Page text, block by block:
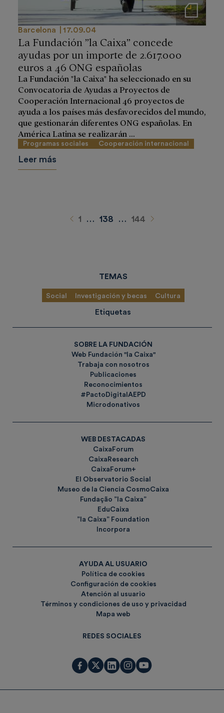
Notas de prensa
Barcelona 17.09.04
La Fundación ”la Caixa” concede
ayudas por un importe de 2.617.000
euros a 46 ONG españolas
La Fundación "la Caixa" ha seleccionado en su
Convocatoria de Ayudas a Proyectos de
Cooperación Internacional 46 proyectos de
ayuda a los países más desfavorecidos del mundo,
que gestionarán diferentes ONG españolas. En
América Latina se realizarán ...
Programas sociales Cooperación internacional
Leer más
Anterior
1 … 138 … 144 Siguiente
TEMAS
Social Investigación y becas Cultura
Etiquetas
SOBRE LA FUNDACIÓN
Web Fundación "la Caixa"
Trabaja con nosotros
Publicaciones
Reconocimientos
#PactoDigitalAEPD
Microdonativos
WEB DESTACADAS
CaixaForum
CaixaResearch
CaixaForum+
El Observatorio Social
Museo de la Ciencia CosmoCaixa
Fundação ”la Caixa”
EduCaixa
”la Caixa” Foundation
Incorpora
AYUDA AL USUARIO
Política de cookies
Configuración de cookies
Atención al usuario
Términos y condiciones de uso y privacidad
Mapa web
REDES SOCIALES